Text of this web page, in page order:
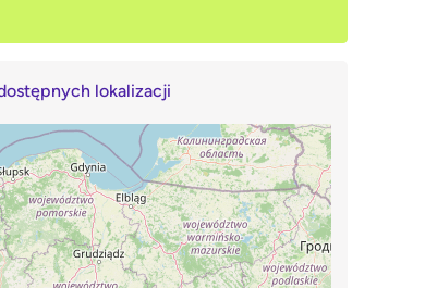
lokalizacji